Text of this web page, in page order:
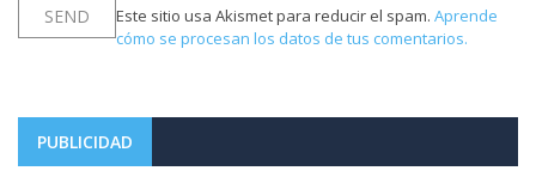
Este sitio usa Akismet para reducir el spam. Aprende
cómo se procesan los datos de tus comentarios.
PUBLICIDAD